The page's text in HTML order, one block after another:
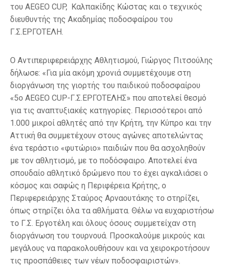
του AEGEO CUP, Καλπακίδης Κώστας και ο τεχνικός
διευθυντής της Ακαδημίας ποδοσφαίρου του
Γ.Σ.ΕΡΓΟΤΕΛΗ.
O Αντιπεριφερειάρχης Αθλητισμού, Γιώργος Πιτσούλης
δήλωσε: «Για μία ακόμη χρονιά συμμετέχουμε στη
διοργάνωση της γιορτής του παιδικού ποδοσφαίρου
«5ο AEGEO CUP-Γ.Σ.ΕΡΓΟΤΕΛΗΣ» που αποτελεί θεσμό
για τις αναπτυξιακές κατηγορίες. Περισσότεροι από
1.000 μικροί αθλητές από την Κρήτη, την Κύπρο και την
Αττική θα συμμετέχουν στους αγώνες αποτελώντας
ένα τεράστιο «φυτώριο» παιδιών που θα ασχοληθούν
με τον αθλητισμό, με το ποδόσφαιρο. Αποτελεί ένα
σπουδαίο αθλητικό δρώμενο που το έχει αγκαλιάσει ο
κόσμος και σαφώς η Περιφέρεια Κρήτης, ο
Περιφερειάρχης Σταύρος Αρναουτάκης το στηρίζει,
όπως στηρίζει όλα τα αθλήματα. Θέλω να ευχαριστήσω
το Γ.Σ. Εργοτέλη και όλους όσους συμμετείχαν στη
διοργάνωση του τουρνουά. Προσκαλούμε μικρούς και
μεγάλους να παρακολουθήσουν και να χειροκροτήσουν
τις προσπάθειες των νέων ποδοσφαιριστών».